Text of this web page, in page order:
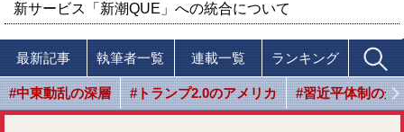
新サービス「新潮QUE」への統合について
最新記事 執筆者一覧 連載一覧 ランキング
#中東動乱の深層 #トランプ2.0のアメリカ #習近平体制の光